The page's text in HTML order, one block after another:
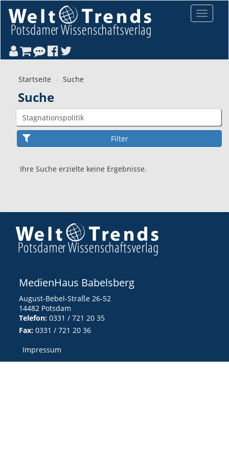
Toggle
Startseite Suche
Suche
Ihre Suche erzielte keine Ergebnisse.
MedienHaus Babelsberg
August-Bebel-Straße 26-52
14482 Potsdam
Telefon: 0331 / 721 20 35
Fax: 0331 / 721 20 36
Impressum